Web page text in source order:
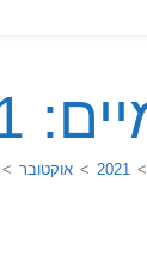
2021
>
2021
> אוקטובר >